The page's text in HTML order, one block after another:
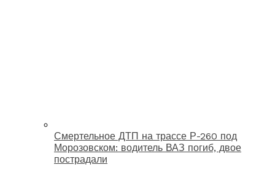
Смертельное ДТП на трассе Р-260 под
Морозовском: водитель ВАЗ погиб, двое
пострадали